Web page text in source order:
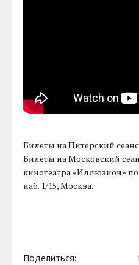
Билеты на Питерский
Билеты на Московский
кинотеатра «Иллюзион»
наб. 1/15, Москва.
Поделиться: